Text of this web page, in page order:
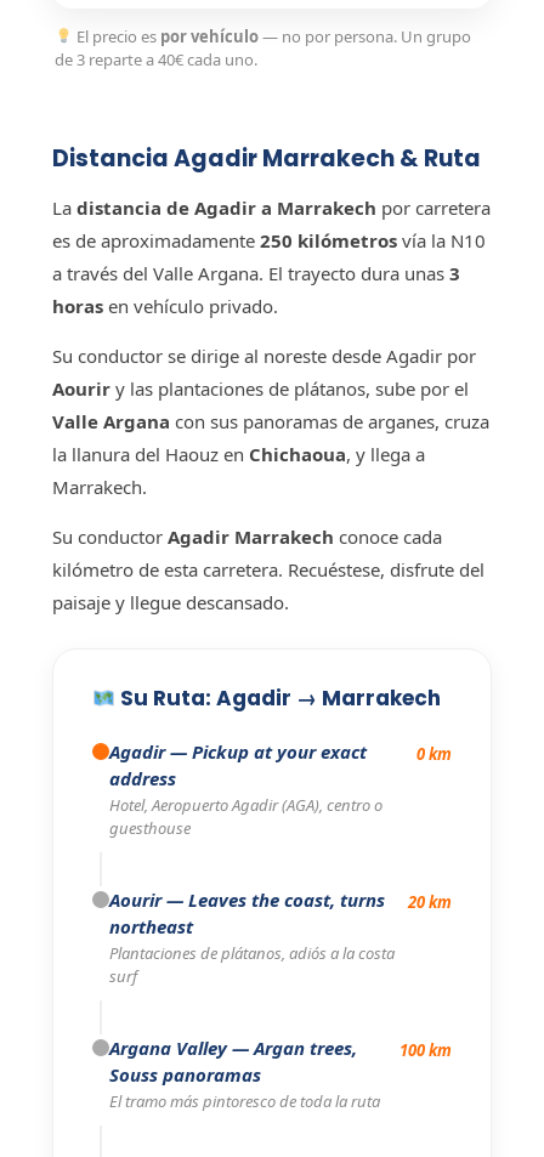
El precio es por vehículo— no por persona. Un grupo
de 3 reparte a 40€ cada uno.
Distancia Agadir Marrakech & Ruta
La distancia de Agadir a Marrakech por carretera
es de aproximadamente 250 kilómetrosvía la N10
a través del Valle Argana. El trayecto dura unas 3
horasen vehículo privado.
Su conductor se dirige al noreste desde Agadir por
Aouriry las plantaciones de plátanos, sube por el
Valle Argana con sus panoramas de arganes, cruza
la llanura del Haouz en Chichaoua, y llega a
Marrakech.
Su conductor Agadir Marrakech conoce cada
kilómetro de esta carretera. Recuéstese, disfrute del
paisaje y llegue descansado.
Su Ruta: Agadir → Marrakech
Agadir— Pickup at your exact
address
Hotel, Aeropuerto Agadir (AGA), centro o
guesthouse
0 km
Aourir— Leaves the coast, turns
northeast
Plantaciones de plátanos, adiós a la costa
surf
20 km
Argana Valley— Argan trees,
Souss panoramas
El tramo más pintoresco de toda la ruta
100 km